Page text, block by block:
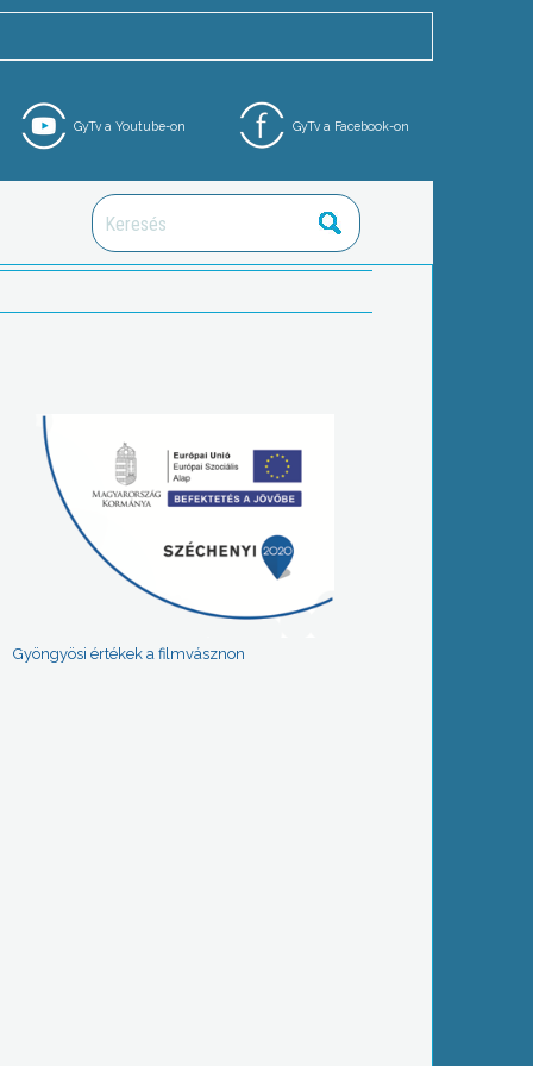
GyTv a Facebook-on
GyTv a Youtube-on
Gyöngyösi értékek a filmvásznon